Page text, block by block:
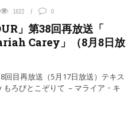
1622 0
」第38回再放送「
Carey」（8月8日放
回目再放送（5月17日放送）テキス
ろびとこぞりて – マライア・キ